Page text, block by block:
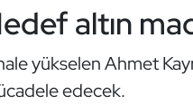
altın
yükselen Ahmet
edecek.